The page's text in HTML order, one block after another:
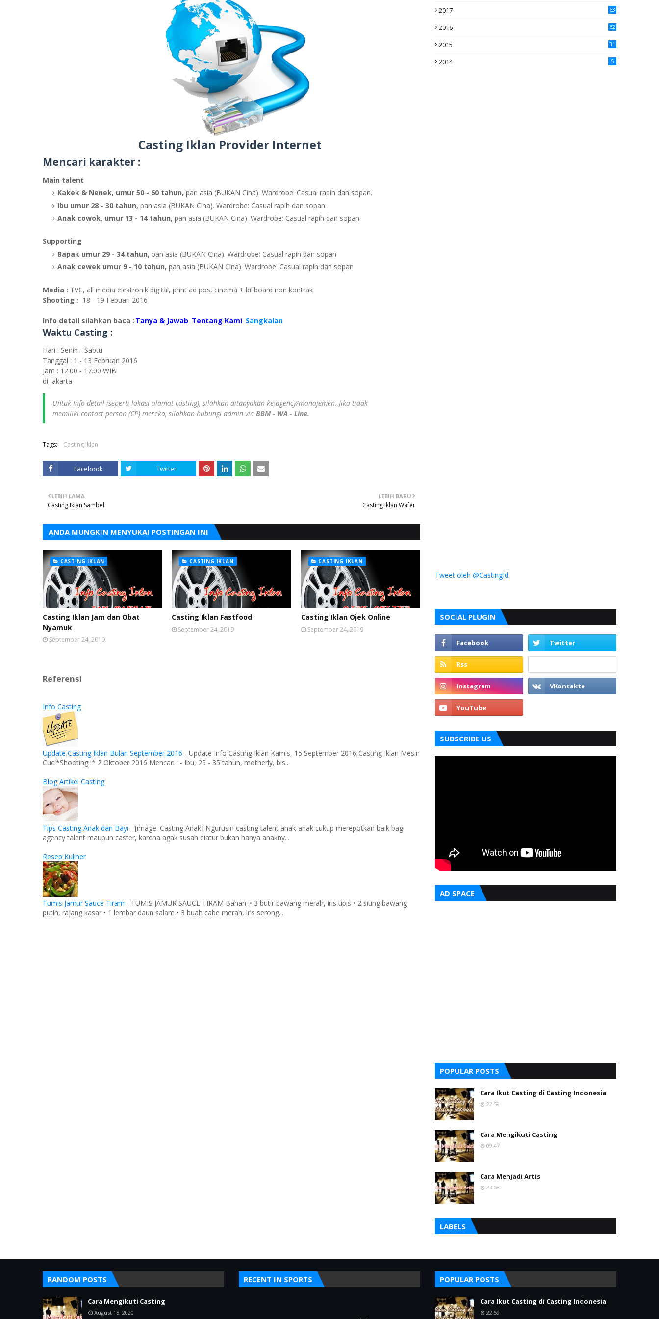
Casting Iklan Provider Internet
Mencari karakter :
Main talent
Kakek & Nenek, umur 50 - 60 tahun, pan asia (BUKAN Cina). Wardrobe: Casual rapih dan sopan.
Ibu umur 28 - 30 tahun, pan asia (BUKAN Cina). Wardrobe: Casual rapih dan sopan.
Anak cowok, umur 13 - 14 tahun, pan asia (BUKAN Cina). Wardrobe: Casual rapih dan sopan
Supporting
Bapak umur 29 - 34 tahun, pan asia (BUKAN Cina). Wardrobe: Casual rapih dan sopan
Anak cewek umur 9 - 10 tahun, pan asia (BUKAN Cina). Wardrobe: Casual rapih dan sopan
Media : TVC, all media elektronik digital, print ad pos, cinema + billboard non kontrak
Shooting : 18 - 19 Febuari 2016
Info detail silahkan baca : Tanya & Jawab - Tentang Kami - Sangkalan
Waktu Casting :
Hari : Senin - Sabtu
Tanggal : 1 - 13 Februari 2016
Jam : 12.00 - 17.00 WIB
di Jakarta
Untuk Info detail (seperti lokasi alamat casting), silahkan ditanyakan ke agency/manajemen. Jika tidak
memiliki contact person (CP) mereka, silahkan hubungi admin via BBM - WA - Line.
Tags: Casting Iklan
Facebook Twitter
LEBIH BARU
Casting Iklan Wafer
LEBIH LAMA
Casting Iklan Sambel
ANDA MUNGKIN MENYUKAI POSTINGAN INI
CASTING IKLAN
Casting Iklan Jam dan Obat
Nyamuk
September 24, 2019
CASTING IKLAN
Casting Iklan Fastfood
September 24, 2019
CASTING IKLAN
Casting Iklan Ojek Online
September 24, 2019
Referensi
Info Casting
Update Casting Iklan Bulan September 2016 - Update Info Casting Iklan Kamis, 15 September 2016 Casting Iklan Mesin
Cuci*Shooting :* 2 Oktober 2016 Mencari : - Ibu, 25 - 35 tahun, motherly, bis...
Blog Artikel Casting
Tips Casting Anak dan Bayi - [image: Casting Anak] Ngurusin casting talent anak-anak cukup merepotkan baik bagi
agency talent maupun caster, karena agak susah diatur bukan hanya anakny...
Resep Kuliner
Tumis Jamur Sauce Tiram - TUMIS JAMUR SAUCE TIRAM Bahan :• 3 butir bawang merah, iris tipis • 2 siung bawang
putih, rajang kasar • 1 lembar daun salam • 3 buah cabe merah, iris serong...
2017 63
2016
62
2015
31
2014 5
Tweet oleh @CastingId
SOCIAL PLUGIN
SUBSCRIBE US
AD SPACE
POPULAR POSTS
Cara Ikut Casting di Casting Indonesia
22.59
Cara Mengikuti Casting
09.47
Cara Menjadi Artis
23.58
LABELS
RANDOM POSTS
Cara Mengikuti Casting
August 15, 2020
RECENT IN SPORTS POPULAR POSTS
Cara Ikut Casting di Casting Indonesia
22.59